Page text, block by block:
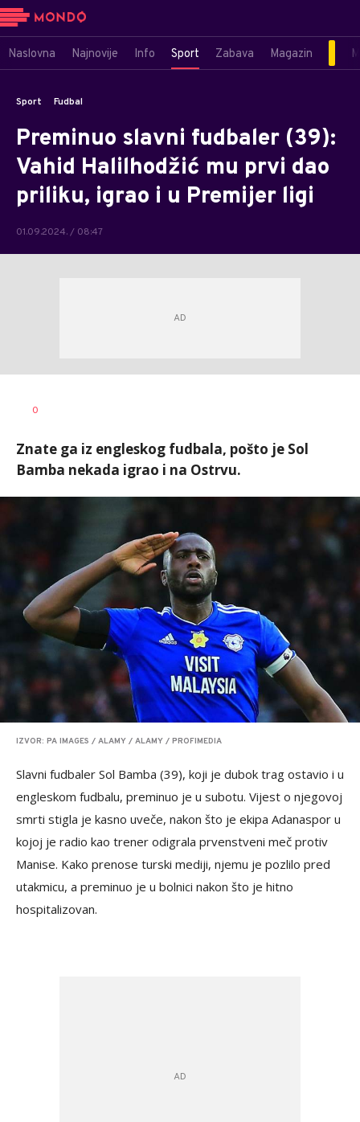
Naslovna Najnovije Info Sport Zabava Magazin
Sport Fudbal
Preminuo slavni fudbaler (39):
Vahid Halilhodžić mu prvi dao
priliku, igrao i u Premijer ligi
01.09.2024. / 08:47
AUTOR
0
Znate ga iz engleskog fudbala, pošto je Sol
Bamba nekada igrao i na Ostrvu.
IZVOR: PA IMAGES / ALAMY / ALAMY / PROFIMEDIA
Slavni fudbaler Sol Bamba (39), koji je dubok trag ostavio i u
engleskom fudbalu, preminuo je u subotu. Vijest o njegovoj
smrti stigla je kasno uveče, nakon što je ekipa Adanaspor u
kojoj je radio kao trener odigrala prvenstveni meč protiv
Manise. Kako prenose turski mediji, njemu je pozlilo pred
utakmicu, a preminuo je u bolnici nakon što je hitno
hospitalizovan.